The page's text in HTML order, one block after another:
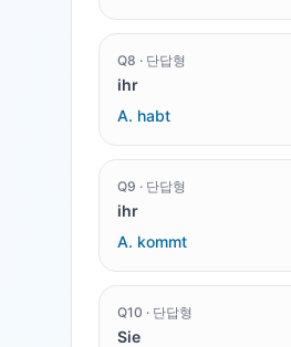
Q8 · 단답형
ihr
A. habt
Q9 · 단답형
ihr
A. kommt
Q10 · 단답형
Sie